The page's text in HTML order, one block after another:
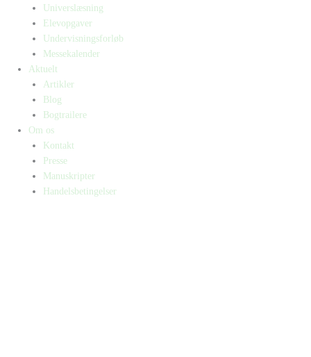
Universlæsning
Elevopgaver
Undervisningsforløb
Messekalender
Aktuelt
Artikler
Blog
Bogtrailere
Om os
Kontakt
Presse
Manuskripter
Handelsbetingelser